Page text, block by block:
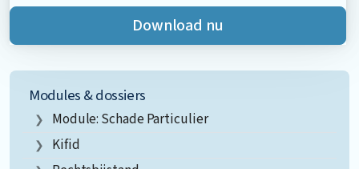
Download nu
Modules & dossiers
Module: Schade Particulier
Kifid